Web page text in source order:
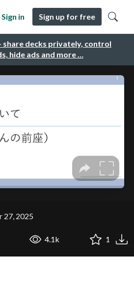
share decks privately, control
hide ads and more …
Sign in Sign up for free
27, 2025
4.1k 1